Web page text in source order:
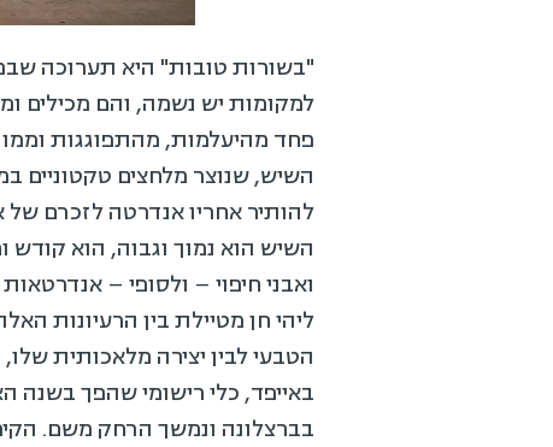
"בשורות טובות" היא תערוכה
למקומות יש נשמה, והם מכילים
פחד מהיעלמות, מהתפוגגות
השיש, שנוצר מלחצים טקטוניים
להותיר אחריו אנדרטה לזכרם
השיש הוא נמוך וגבוה, הוא קודש
ואבני חיפוי – ולסופי –
ליהי חן מטיילת בין הרעיונות
הטבעי לבין יצירה מלאכותית
באייפד, כלי רישומי שהפך